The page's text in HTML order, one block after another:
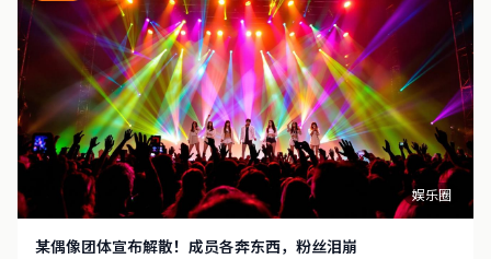
娱乐圈
某偶像团体宣布解散！成员各奔东西，粉丝泪崩